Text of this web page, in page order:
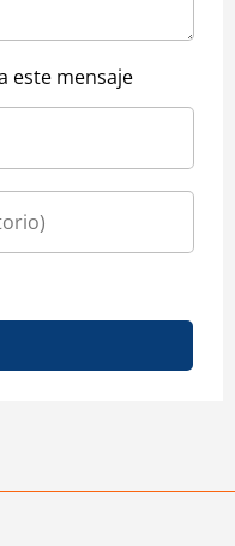
este mensaje